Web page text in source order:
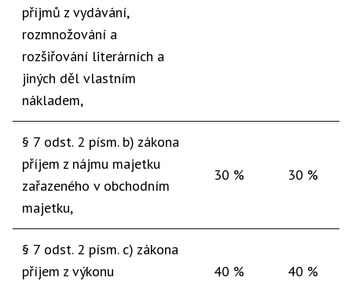
příjmů z vydávání,
rozmnožování a
rozšiřování literárních a
jiných děl vlastním
nákladem,
§ 7 odst. 2 písm. b) zákona
příjem z nájmu majetku
zařazeného v obchodním
majetku,
30 % 30 %
§ 7 odst. 2 písm. c) zákona
příjem z výkonu
40 % 40 %